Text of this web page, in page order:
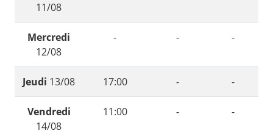
11/08
Mercredi
12/08
- - -
Jeudi 13/08 17:00 - -
Vendredi
14/08
11:00 - -